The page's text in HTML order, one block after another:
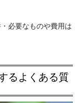
必要なものや費用は
るよくある質